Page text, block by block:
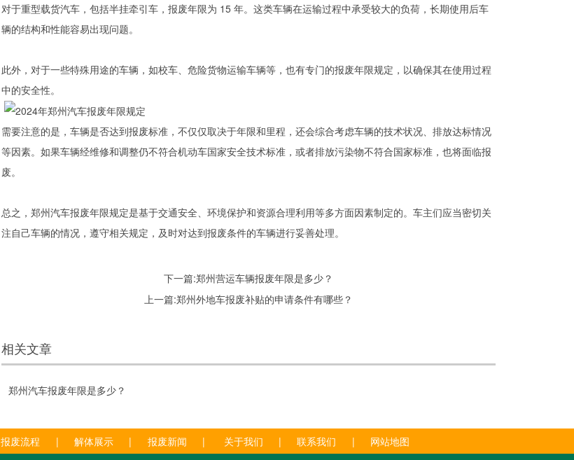
对于重型载货汽车，包括半挂牵引车，报废年限为 15 年。这类车辆在运输过程中承受较大的负荷，长期使用后车
辆的结构和性能容易出现问题。
此外，对于一些特殊用途的车辆，如校车、危险货物运输车辆等，也有专门的报废年限规定，以确保其在使用过程
中的安全性。
需要注意的是，车辆是否达到报废标准，不仅仅取决于年限和里程，还会综合考虑车辆的技术状况、排放达标情况
等因素。如果车辆经维修和调整仍不符合机动车国家安全技术标准，或者排放污染物不符合国家标准，也将面临报
废。
总之，郑州汽车报废年限规定是基于交通安全、环境保护和资源合理利用等多方面因素制定的。车主们应当密切关
注自己车辆的情况，遵守相关规定，及时对达到报废条件的车辆进行妥善处理。
下一篇:郑州营运车辆报废年限是多少？
上一篇:郑州外地车报废补贴的申请条件有哪些？
相关文章
郑州汽车报废年限是多少？
报废流程 | 解体展示 | 报废新闻 | 关于我们 | 联系我们 | 网站地图